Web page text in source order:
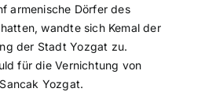
armenische Dörfer des
wandte sich Kemal der
der Stadt Yozgat zu.
für die Vernichtung von
Yozgat.